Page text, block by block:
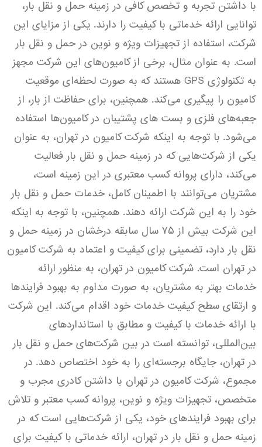
با داشتن تجربه و تخصص کافی در زمینه حمل و نقل بار،
توانایی ارائه خدماتی با کیفیت را دارند. یکی از مزایای این
شرکت، استفاده از تجهیزات ویژه و نوین در حمل و نقل بار
است. به عنوان مثال، برخی از کامیون‌های این شرکت مجهز
به تکنولوژی GPS هستند که به صورت لحظه‌ای موقعیت
کامیون را پیگیری می‌کند. همچنین، برای حفاظت از بار، از
جعبه‌های فلزی و بست های پشتیبان در کامیون‌ها استفاده
می‌شود. با توجه به اینکه شرکت کامیون در تهران، به عنوان
یکی از شرکت‌هایی که در زمینه حمل و نقل بار فعالیت
می‌کند، دارای پروانه کسب معتبری در این زمینه است،
مشتریان می‌توانند با اطمینان کامل، خدمات حمل و نقل بار
خود را به این شرکت ارائه دهند. همچنین، با توجه به اینکه
این شرکت بیش از ۷۵ سال سابقه درخشان در زمینه حمل و
نقل بار دارد، تضمینی برای کیفیت و اعتماد به شرکت کامیون
در تهران است. شرکت کامیون در تهران، به منظور ارائه
خدمات بهتر به مشتریان، به صورت مداوم به بهبود فرایند‌ها
و ارتقای سطح کیفیت خدمات خود اقدام می‌کند. این شرکت
با ارائه خدمات با کیفیت و مطابق با استانداردهای
بین‌المللی، توانسته است در بین شرکت‌های حمل و نقل بار
در تهران، جایگاه برجسته‌ای را به خود اختصاص دهد. در
مجموع، شرکت کامیون در تهران با داشتن کادری مجرب و
متخصص، تجهیزات ویژه و نوین، پروانه کسب معتبر و تلاش
برای بهبود فرایند‌های خود، یکی از شرکت‌هایی است که در
زمینه حمل و نقل بار در تهران، ارائه خدماتی با کیفیت برای